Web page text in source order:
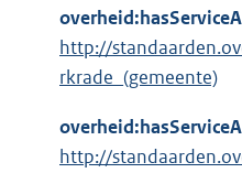
http://
rkrade_(gemeente)
http://